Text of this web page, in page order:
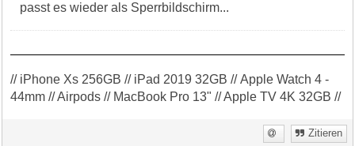
passt es wieder als Sperrbildschirm...
// iPhone Xs 256GB // iPad 2019 32GB // Apple Watch 4 -
44mm // Airpods // MacBook Pro 13" // Apple TV 4K 32GB //
Zitieren